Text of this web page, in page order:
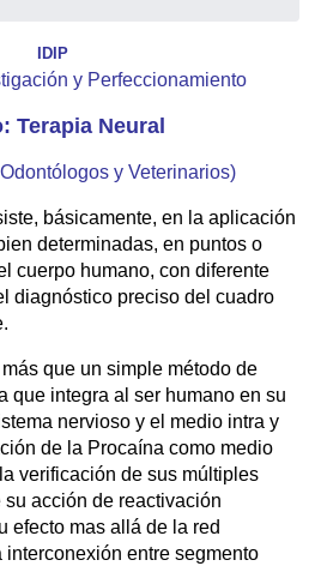
IDIP
y Perfeccionamiento
Terapia Neural
y Veterinarios)
básicamente, en la aplicación
determinadas, en puntos o
cuerpo humano, con diferente
diagnóstico preciso del cuadro
que un simple método de
que integra al ser humano en su
nervioso y el medio intra y
de la Procaína como medio
verificación de sus múltiples
acción de reactivación
efecto mas allá de la red
interconexión entre segmento